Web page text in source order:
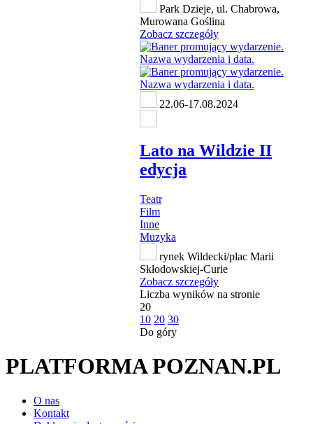
Park Dzieje, ul. Chabrowa,
Murowana Goślina
Zobacz szczegóły
22.06-17.08.2024
Lato na Wildzie II
edycja
Teatr
Film
Inne
Muzyka
rynek Wildecki/plac Marii
Skłodowskiej-Curie
Zobacz szczegóły
Liczba wyników na stronie
20
10 20 30
Do góry
PLATFORMA POZNAN.PL
O nas
Kontakt